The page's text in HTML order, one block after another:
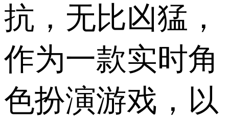
抗，无比凶猛，
作为一款实时角
色扮演游戏，以